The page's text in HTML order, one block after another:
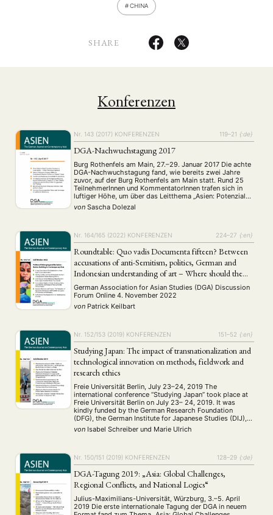
CHINA
SHARE
Konferenzen
Nr. 143 (2017) KONFERENZEN 119–21 {:de}
DGA-Nachwuchstagung 2017
Burg Rothenfels am Main, 27.–29. Januar 2017 Die achte
DGA-Nachwuchstagung fand, wie bereits zwei Jahre
zuvor, auf der Burg Rothenfels am Main statt. Rund 25
TeilnehmerInnen und KommentatorInnen trafen sich in
luftiger Höhe, um über das Leitthema „Asien: Potenziale
und Konflikte“ zu diskutieren. Die methodische,
disziplinäre und geografische Vielfalt der Beiträge
von Sascha Dolezal
Nr. 164/165 (2022) KONFERENZEN 224–27 {:en}
Roundtable: Quo vadis Documenta fifteen? Between
accusations of anti-Semitism, politics, German and
Indonesian understanding of art – Where should the
boundaries of art lie?
German Association for Asian Studies (DGA) Discussion
Forum Online 4. November 2022
von Patrick Keilbart
Nr. 152/153 (2019) KONFERENZEN 151–52 {:en}
Studying Japan: The impact of transnationalization and
technological innovation on methods, fieldwork and
research ethics
Freie Universität Berlin, July 23–24, 2019 The
international conference “Studying Japan” took place at
Freie Universität Berlin on July 23– 24, 2019. It was
kindly funded by the German Research Foundation
(DFG), the German Institute for Japanese Studies (DIJ),
Ernst-Reuter-Gesellschaft (ERG) and Freie Universität
Berlin. Organizers Cornelia Reiher (FU Berlin) and Nora
von Isabel Schreiber und Marie Ulrich
Nr. 150/151 (2019) KONFERENZEN 128–29 {:de}
DGA-Tagung 2019: „Asia: Global Challenges,
Regional Conflicts, and National Logics“
Julius-Maximilians-Universität, Würzburg, 3.–5. April
2019 Die erste internationale Tagung der DGA in neuem